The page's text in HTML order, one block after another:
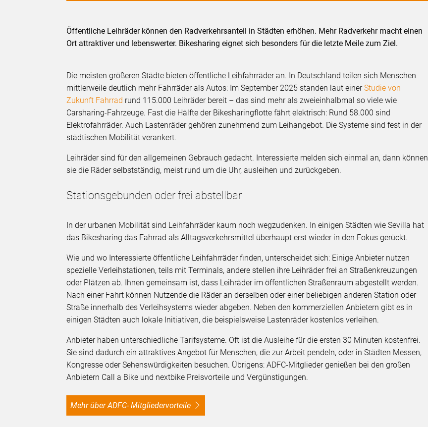
Öffentliche Leihräder können den Radverkehrsanteil in Städten erhöhen. Mehr Radverkehr macht einen
Ort attraktiver und lebenswerter. Bikesharing eignet sich besonders für die letzte Meile zum Ziel.
Die meisten größeren Städte bieten öffentliche Leihfahrräder an. In Deutschland teilen sich Menschen
mittlerweile deutlich mehr Fahrräder als Autos: Im September 2025 standen laut einerStudie von
Zukunft Fahrrad rund 115.000 Leihräder bereit – das sind mehr als zweieinhalbmal so viele wie
Carsharing-Fahrzeuge. Fast die Hälfte der Bikesharingflotte fährt elektrisch: Rund 58.000 sind
Elektrofahrräder. Auch Lastenräder gehören zunehmend zum Leihangebot. Die Systeme sind fest in der
städtischen Mobilität verankert.
Leihräder sind für den allgemeinen Gebrauch gedacht. Interessierte melden sich einmal an, dann können
sie die Räder selbstständig, meist rund um die Uhr, ausleihen und zurückgeben.
Stationsgebunden oder frei abstellbar
In der urbanen Mobilität sind Leihfahrräder kaum noch wegzudenken. In einigen Städten wie Sevilla hat
das Bikesharing das Fahrrad als Alltagsverkehrsmittel überhaupt erst wieder in den Fokus gerückt.
Wie und wo Interessierte öffentliche Leihfahrräder finden, unterscheidet sich: Einige Anbieter nutzen
spezielle Verleihstationen, teils mit Terminals, andere stellen ihre Leihräder frei an Straßenkreuzungen
oder Plätzen ab. Ihnen gemeinsam ist, dass Leihräder im öffentlichen Straßenraum abgestellt werden.
Nach einer Fahrt können Nutzende die Räder an derselben oder einer beliebigen anderen Station oder
Straße innerhalb des Verleihsystems wieder abgeben. Neben den kommerziellen Anbietern gibt es in
einigen Städten auch lokale Initiativen, die beispielsweise Lastenräder kostenlos verleihen.
Anbieter haben unterschiedliche Tarifsysteme. Oft ist die Ausleihe für die ersten 30 Minuten kostenfrei.
Sie sind dadurch ein attraktives Angebot für Menschen, die zur Arbeit pendeln, oder in Städten Messen,
Kongresse oder Sehenswürdigkeiten besuchen. Übrigens: ADFC-Mitglieder genießen bei den großen
Anbietern Call a Bike und nextbike Preisvorteile und Vergünstigungen.
Mehr über ADFC- Mitgliedervorteile